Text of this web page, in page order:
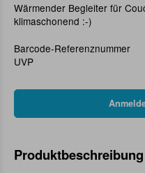
Wärmender Begleiter für
klimaschonend :-)
Barcode-Referenznummer
UVP
Produktbeschreibung